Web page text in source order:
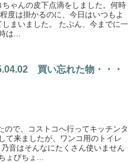
ゃんの皮下点滴をしました。何時
度は掛かるのに、今日はいつもよ
まいました。 たぶん、今までに一
は...
買い忘れた物・・・
ので、コストコへ行ってキッチンタ
て来ましたが、ワンコ用のトイレ
音はそんなにたくさん使いません
ょびちょ...